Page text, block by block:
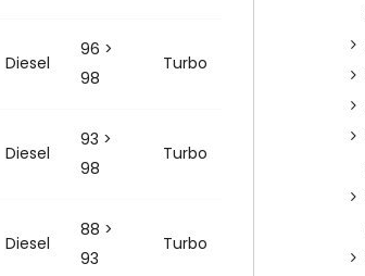
Diesel
96 >
98
Turbo
Diesel
93 >
98
Turbo
Diesel
88 >
93
Turbo